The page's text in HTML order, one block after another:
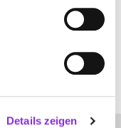
Details zeigen